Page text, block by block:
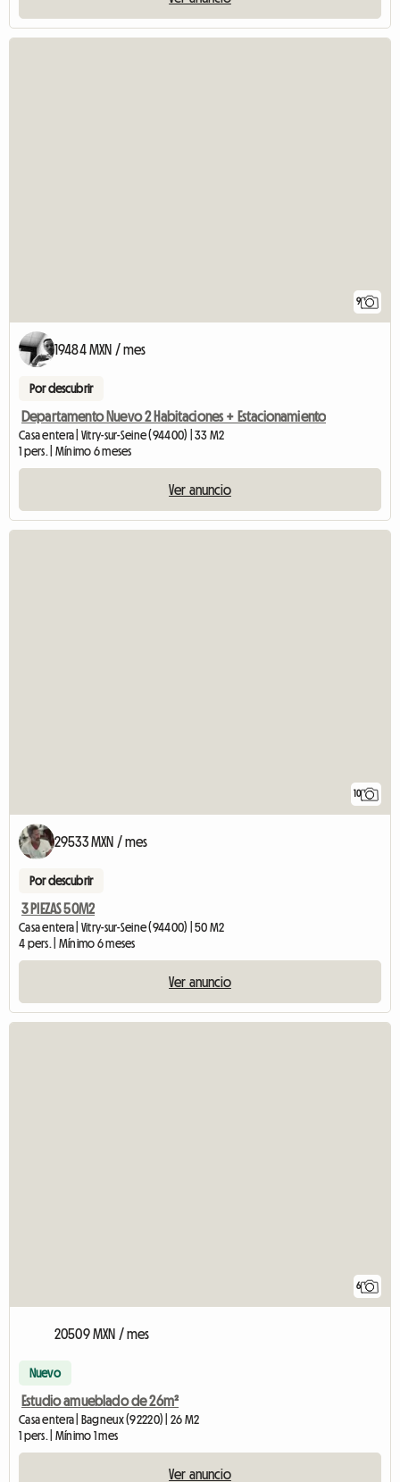
9
19484 MXN / mes
Por descubrir
Departamento Nuevo 2 Habitaciones + Estacionamiento
Casa entera | Vitry-sur-Seine (94400) | 33 M2
1 pers. | Mínimo 6 meses
Ver anuncio
10
29533 MXN / mes
Por descubrir
3 PIEZAS 50M2
Casa entera | Vitry-sur-Seine (94400) | 50 M2
4 pers. | Mínimo 6 meses
Ver anuncio
6
20509 MXN / mes
Nuevo
Estudio amueblado de 26m²
Casa entera | Bagneux (92220) | 26 M2
1 pers. | Mínimo 1 mes
Ver anuncio